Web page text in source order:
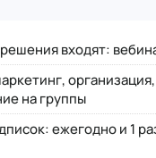
Active Directory,
Google Analytics и
консультации и
000 ₽
входят:
на группы
ежегодно и 1